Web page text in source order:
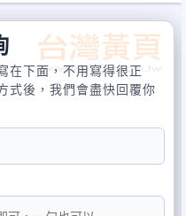
色，就是由每位藝術家於白底上
畫，
故所有FARFOR純手造的瓷器沒
致敬，從標榜特色的年代，創
在下面，不用寫得很正
式後，我們會盡快回覆你